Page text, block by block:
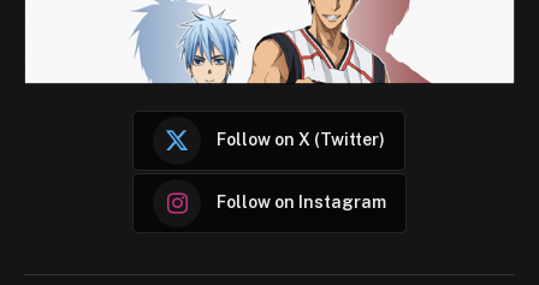
Follow on X (Twitter)
Follow on Instagram